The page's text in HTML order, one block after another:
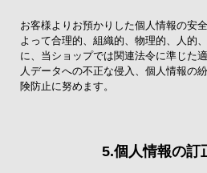
お客様よりお預かりした個人情報の安
よって合理的、組織的、物理的、人的
に、当ショップでは関連法令に準じた
人データへの不正な侵入、個人情報の
険防止に努めます。
5.個人情報の訂